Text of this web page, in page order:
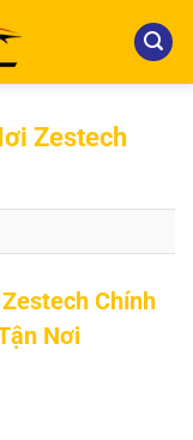
Zestech
Chính
Nơi